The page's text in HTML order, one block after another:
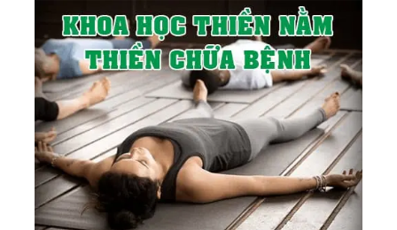
Chữa Lành (Healing) Là Gì?
87.Sức Mạnh Của Sự Dịu Dàng
88.Tâm Lương Thiện Tỏa Sáng, Thơm Người Và
Cũng Ấm Mình
89.Cách Dòng Ý Thức Tác Động Lên Cuộc Đời
Bạn
90.Hành Trình Của Giác Ngộ
91.Sáng Thế Chủ